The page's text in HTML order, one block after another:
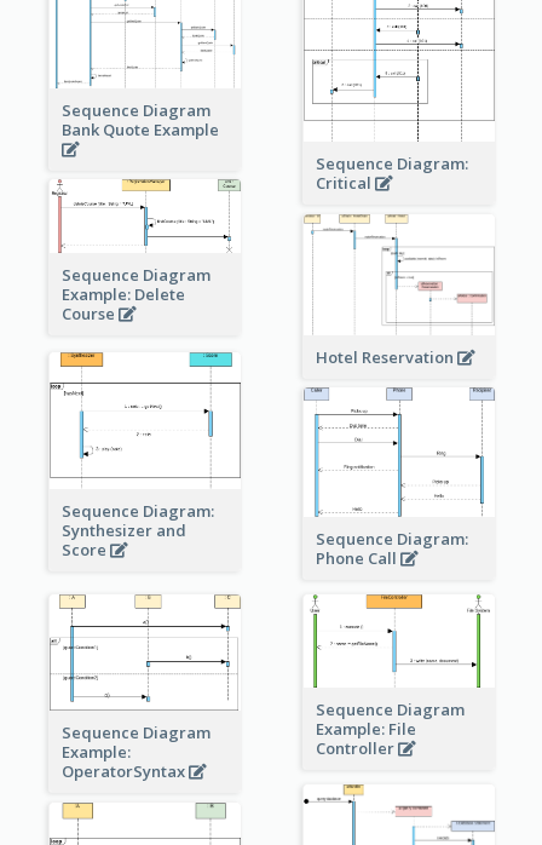
Sequence Diagram:
Critical
Sequence Diagram
Bank Quote Example
Sequence Diagram
Example: Delete
Course
Hotel Reservation
Sequence Diagram:
Synthesizer and
Score
Sequence Diagram:
Phone Call
Sequence Diagram
Example:
OperatorSyntax
Sequence Diagram
Example: File
Controller